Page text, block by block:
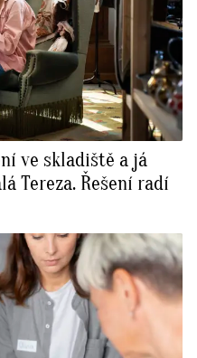
ve skladiště a já
Tereza. Řešení radí